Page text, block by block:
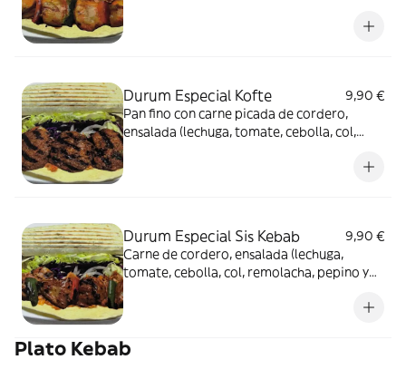
Durum Especial Kofte
9,90 €
Pan fino con carne picada de cordero,
ensalada (lechuga, tomate, cebolla, col,
Durum Especial Sis Kebab
9,90 €
Carne de cordero, ensalada (lechuga,
tomate, cebolla, col, remolacha, pepino y
Plato Kebab